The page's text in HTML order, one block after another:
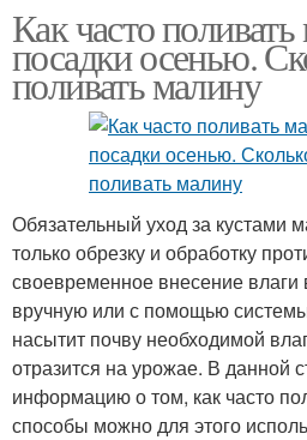
Как часто
посадки осенью.
поливать малину
Обязательный уход за кустами
только обрезку и обработку
своевременное внесение
вручную или с помощью
насытит почву необходимой
отразится на урожае. В данной
информацию о том, как часто
способы можно для этого